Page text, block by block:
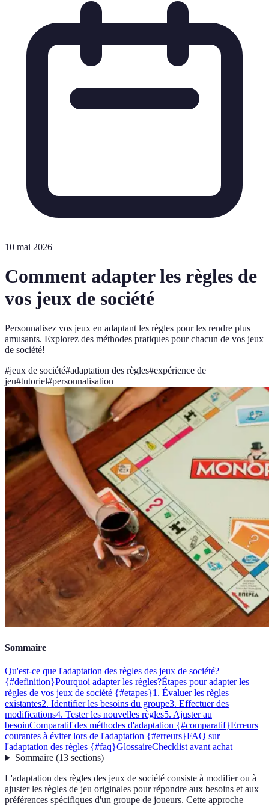
10 mai 2026
Comment adapter les règles de
vos jeux de société
Personnalisez vos jeux en adaptant les règles pour les rendre plus
amusants. Explorez des méthodes pratiques pour chacun de vos jeux
de société!
#jeux de société#adaptation des règles#expérience de
jeu#tutoriel#personnalisation
Sommaire
Qu'est-ce que l'adaptation des règles des jeux de société?
{#definition}Pourquoi adapter les règles?Étapes pour adapter les
règles de vos jeux de société {#etapes}1. Évaluer les règles
existantes2. Identifier les besoins du groupe3. Effectuer des
modifications4. Tester les nouvelles règles5. Ajuster au
besoinComparatif des méthodes d'adaptation {#comparatif}Erreurs
courantes à éviter lors de l'adaptation {#erreurs}FAQ sur
l'adaptation des règles {#faq}GlossaireChecklist avant achat
Sommaire(13 sections)
L'adaptation des règles des jeux de société consiste à modifier ou à
ajuster les règles de jeu originales pour répondre aux besoins et aux
préférences spécifiques d'un groupe de joueurs. Cette approche